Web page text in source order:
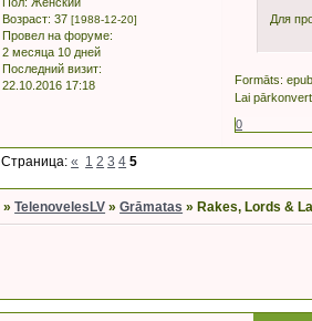
Возраст: 37 [1988-12-20]
Провел на форуме:
2 месяца 10 дней
Последний визит:
22.10.2016 17:18
Для
Formāts:
Lai
0
Страница:« 1 2 3 4 5
»TelenovelesLV »Grāmatas » Rakes, Lords &